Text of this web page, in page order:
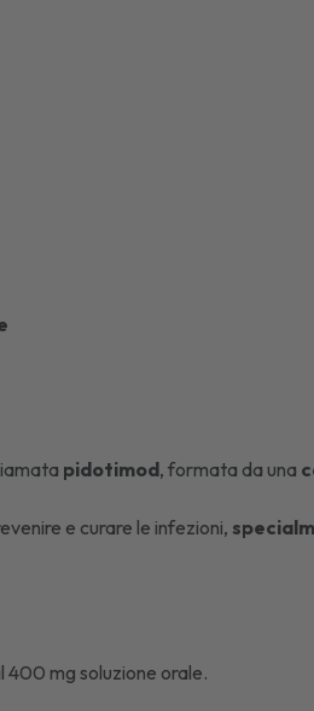
pidotimod, formata da una
e curare le infezioni,
400 mg soluzione orale.